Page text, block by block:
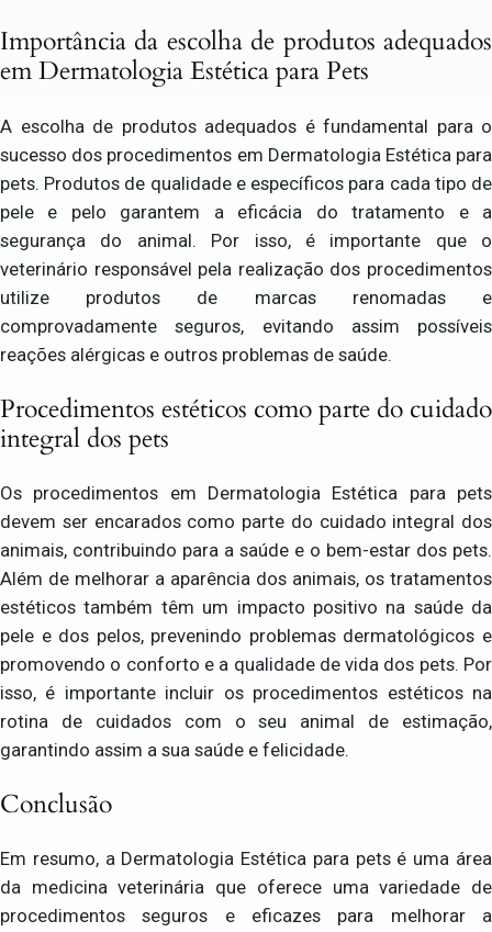
Importância da escolha de produtos adequados
em Dermatologia Estética para Pets
A escolha de produtos adequados é fundamental para o
sucesso dos procedimentos em Dermatologia Estética para
pets. Produtos de qualidade e específicos para cada tipo de
pele e pelo garantem a eficácia do tratamento e a
segurança do animal. Por isso, é importante que o
veterinário responsável pela realização dos procedimentos
utilize produtos de marcas renomadas e
comprovadamente seguros, evitando assim possíveis
reações alérgicas e outros problemas de saúde.
Procedimentos estéticos como parte do cuidado
integral dos pets
Os procedimentos em Dermatologia Estética para pets
devem ser encarados como parte do cuidado integral dos
animais, contribuindo para a saúde e o bem-estar dos pets.
Além de melhorar a aparência dos animais, os tratamentos
estéticos também têm um impacto positivo na saúde da
pele e dos pelos, prevenindo problemas dermatológicos e
promovendo o conforto e a qualidade de vida dos pets. Por
isso, é importante incluir os procedimentos estéticos na
rotina de cuidados com o seu animal de estimação,
garantindo assim a sua saúde e felicidade.
Conclusão
Em resumo, a Dermatologia Estética para pets é uma área
da medicina veterinária que oferece uma variedade de
procedimentos seguros e eficazes para melhorar a